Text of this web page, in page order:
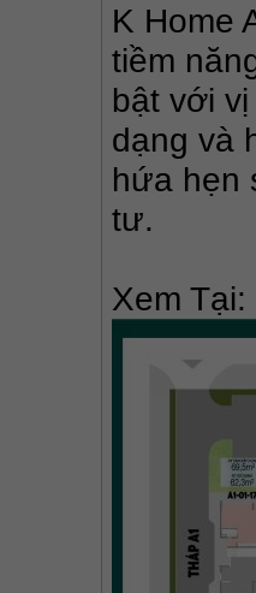
K Home
tiềm
bật với
dạng và
hứa hẹn
tư.
Xem Tại: